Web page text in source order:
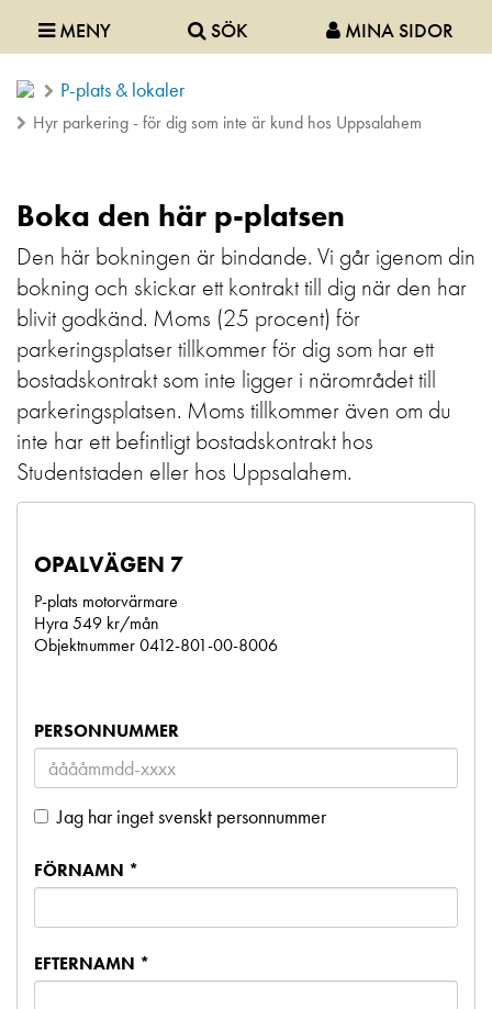
MENY SÖK MINA SIDOR
P-plats & lokaler
Hyr parkering - för dig som inte är kund hos Uppsalahem
Boka den här p-platsen
Den här bokningen är bindande. Vi går igenom din
bokning och skickar ett kontrakt till dig när den har
blivit godkänd. Moms (25 procent) för
parkeringsplatser tillkommer för dig som har ett
bostadskontrakt som inte ligger i närområdet till
parkeringsplatsen. Moms tillkommer även om du
inte har ett befintligt bostadskontrakt hos
Studentstaden eller hos Uppsalahem.
OPALVÄGEN 7
P-plats motorvärmare
Hyra 549 kr/mån
Objektnummer 0412-801-00-8006
PERSONNUMMER
Jag har inget svenskt personnummer
FÖRNAMN *
EFTERNAMN *